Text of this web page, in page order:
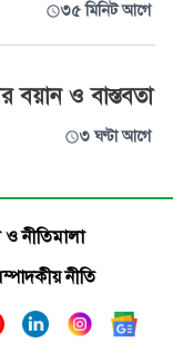
৩৫ মিনিট আগে
বয়ান ও বাস্তবতা
৩ ঘণ্টা আগে
ও নীতিমালা
নীতি